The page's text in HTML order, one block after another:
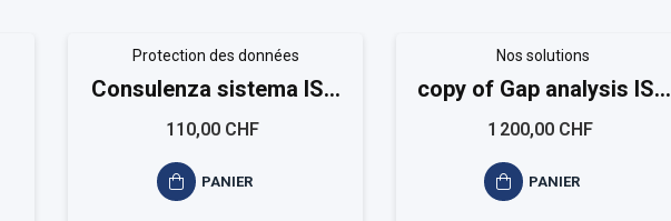
Protection des données
Consulenza sistema ISO
20488
110,00 CHF
PANIER
Nos solutions
copy of Gap analysis ISO
9001
1 200,00 CHF
PANIER